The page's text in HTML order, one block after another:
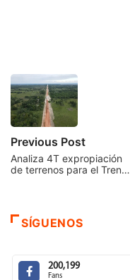
Previous Post
Analiza 4T expropiación
de terrenos para el Tren…
SÍGUENOS
200,199
Fans